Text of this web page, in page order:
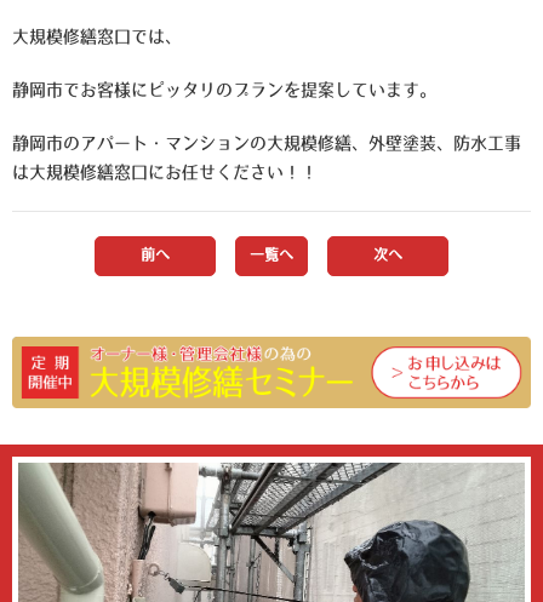
大規模修繕窓口では、
静岡市でお客様にピッタリのプランを提案しています。
静岡市のアパート・マンションの大規模修繕、外壁塗装、防水工事
は大規模修繕窓口にお任せください！！
前へ 一覧へ 次へ